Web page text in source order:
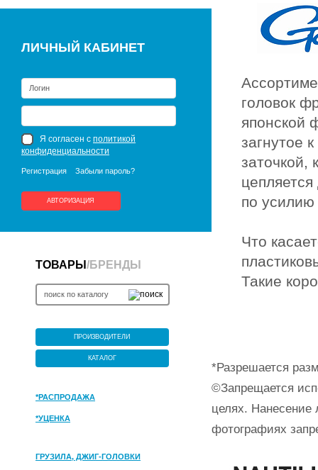
ЛИЧНЫЙ КАБИНЕТ
Я согласен с политикой
конфиденциальности
Регистрация Забыли пароль?
АВТОРИЗАЦИЯ
ТОВАРЫ /БРЕНДЫ
ПРОИЗВОДИТЕЛИ
КАТАЛОГ
*РАСПРОДАЖА
*УЦЕНКА
ГРУЗИЛА, ДЖИГ-ГОЛОВКИ
головок
японской
загнутое
заточкой,
по
Что
Такие
*Разрешается
©Запрещается
целях. Нанесение
фотографиях